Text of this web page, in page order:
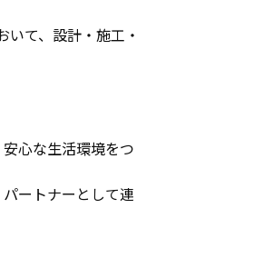
て、設計・施工・
心な生活環境をつ
ートナーとして連